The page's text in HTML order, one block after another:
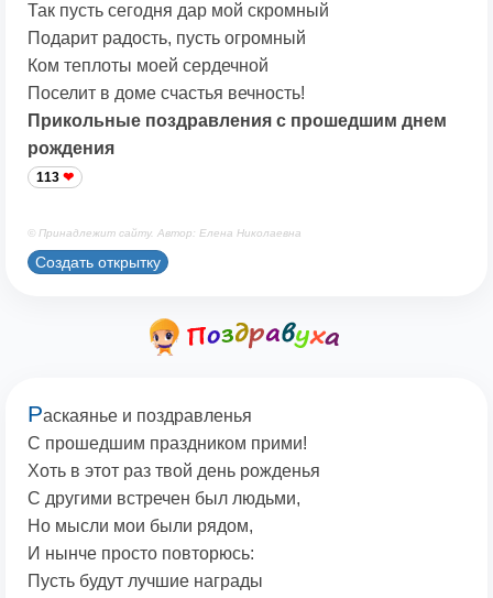
Так пусть сегодня дар мой скромный
Подарит радость, пусть огромный
Ком теплоты моей сердечной
Поселит в доме счастья вечность!
Прикольные поздравления с прошедшим днем
рождения
113
© Принадлежит сайту. Автор: Елена Николаевна
Создать открытку
Раскаянье и поздравленья
С прошедшим праздником прими!
Хоть в этот раз твой день рожденья
С другими встречен был людьми,
Но мысли мои были рядом,
И нынче просто повторюсь:
Пусть будут лучшие награды